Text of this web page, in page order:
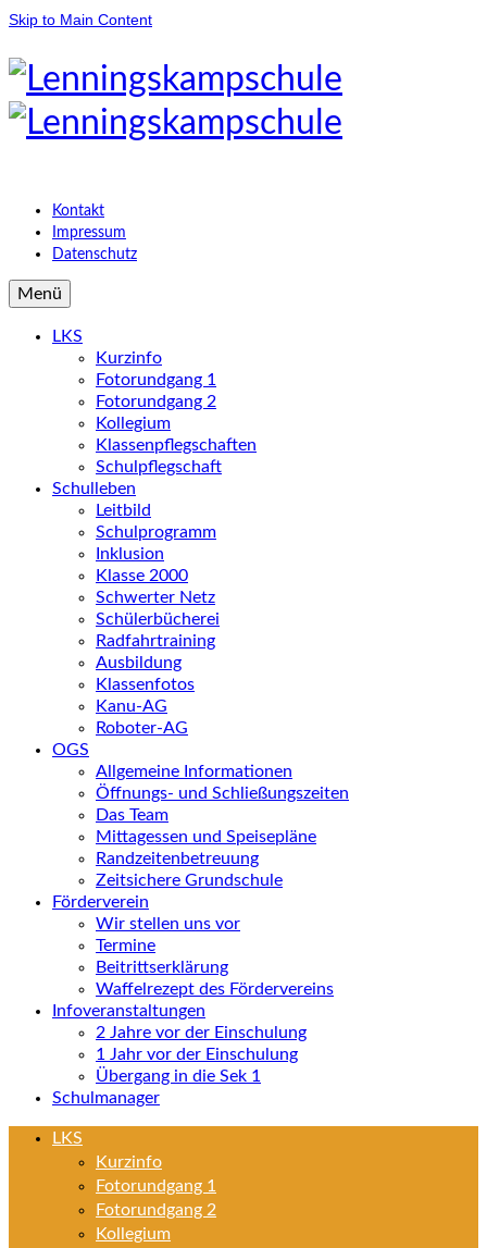
Skip to Main Content
Kontakt
Impressum
Datenschutz
Menü
LKS
Kurzinfo
Fotorundgang 1
Fotorundgang 2
Kollegium
Klassenpflegschaften
Schulpflegschaft
Schulleben
Leitbild
Schulprogramm
Inklusion
Klasse 2000
Schwerter Netz
Schülerbücherei
Radfahrtraining
Ausbildung
Klassenfotos
Kanu-AG
Roboter-AG
OGS
Allgemeine Informationen
Öffnungs- und Schließungszeiten
Das Team
Mittagessen und Speisepläne
Randzeitenbetreuung
Zeitsichere Grundschule
Förderverein
Wir stellen uns vor
Termine
Beitrittserklärung
Waffelrezept des Fördervereins
Infoveranstaltungen
2 Jahre vor der Einschulung
1 Jahr vor der Einschulung
Übergang in die Sek 1
Schulmanager
LKS
Kurzinfo
Fotorundgang 1
Fotorundgang 2
Kollegium